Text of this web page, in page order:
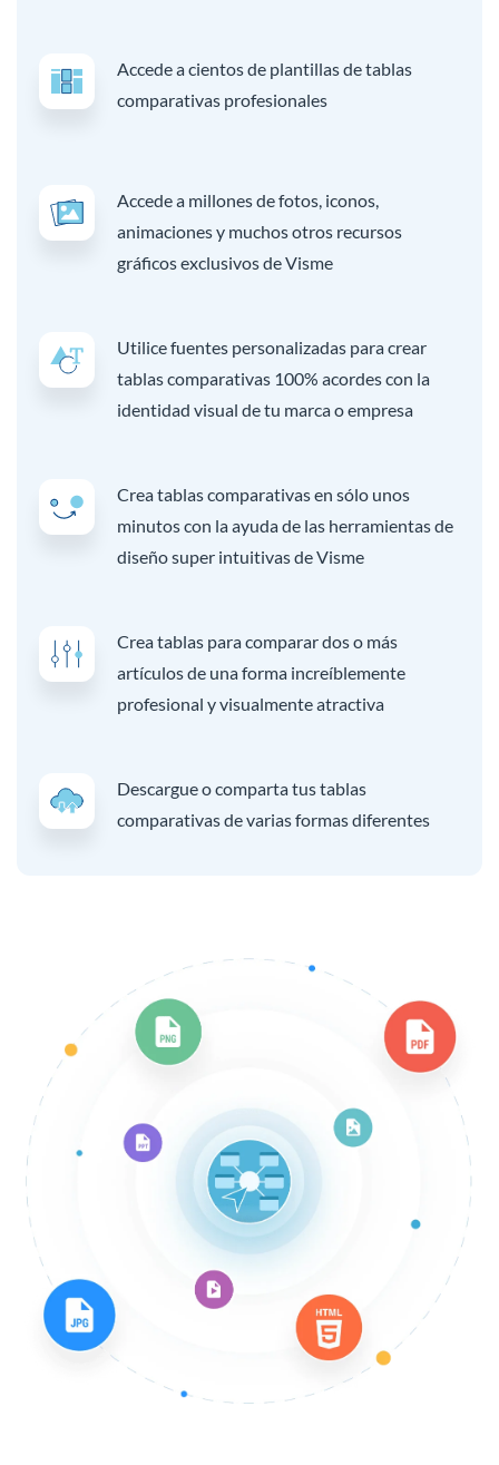
Accede a cientos de plantillas de tablas
comparativas profesionales
Accede a millones de fotos, iconos,
animaciones y muchos otros recursos
gráficos exclusivos de Visme
Utilice fuentes personalizadas para crear
tablas comparativas 100% acordes con la
identidad visual de tu marca o empresa
Crea tablas comparativas en sólo unos
minutos con la ayuda de las herramientas de
diseño super intuitivas de Visme
Crea tablas para comparar dos o más
artículos de una forma increíblemente
profesional y visualmente atractiva
Descargue o comparta tus tablas
comparativas de varias formas diferentes